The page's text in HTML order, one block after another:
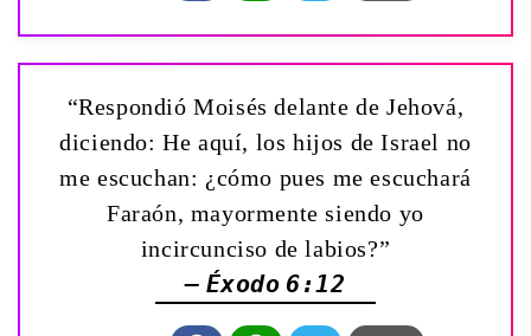
“Respondió Moisés delante de Jehová,
diciendo: He aquí, los hijos de Israel no
me escuchan: ¿cómo pues me escuchará
Faraón, mayormente siendo yo
incircunciso de labios?”
— Éxodo 6:12